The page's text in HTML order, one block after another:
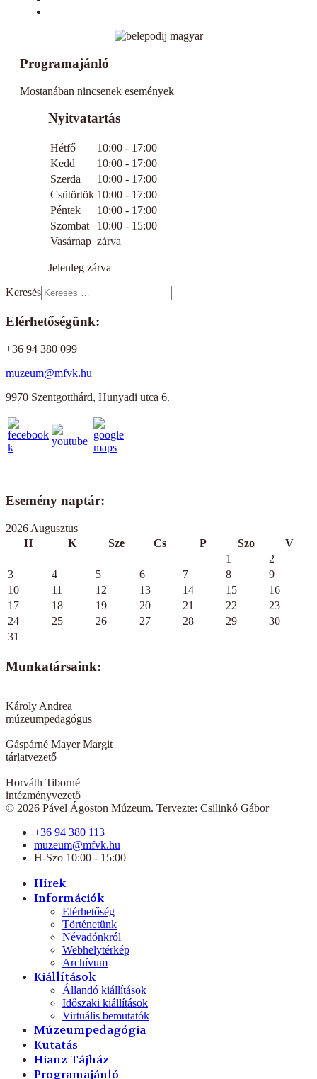
Programajánló
Mostanában nincsenek események
Nyitvatartás
Hétfő
10:00 - 17:00
Kedd
10:00 - 17:00
Szerda
10:00 - 17:00
Csütörtök 10:00 - 17:00
Péntek
10:00 - 17:00
Szombat
10:00 - 15:00
Vasárnap zárva
Jelenleg zárva
Keresés
Elérhetőségünk:
+36 94 380 099
muzeum@mfvk.hu
9970 Szentgotthárd, Hunyadi utca 6.
Esemény naptár:
2026 Augusztus
H
K Sze Cs P Szo
V
1
2
3
4 5 6 7 8
9
10
11 12 13 14 15
16
17
18 19 20 21 22
23
24
25 26 27 28 29
30
31
Munkatársaink:
Károly Andrea
múzeumpedagógus
Gáspárné Mayer Margit
tárlatvezető
Horváth Tiborné
intézményvezető
© 2026 Pável Ágoston Múzeum. Tervezte: Csilinkó Gábor
+36 94 380 113
muzeum@mfvk.hu
H-Szo 10:00 - 15:00
Hírek
Információk
Elérhetőség
Történetünk
Névadónkról
Webhelytérkép
Archívum
Kiállítások
Állandó kiállítások
Időszaki kiállítások
Virtuális bemutatók
Múzeumpedagógia
Kutatás
Hianz Tájház
Programajánló